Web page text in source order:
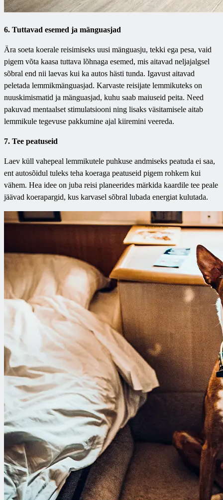
6. Tuttavad esemed ja mänguasjad
Ära soeta koerale reisimiseks uusi mänguasju, tekki ega pesa, vaid
pigem võta kaasa tuttava lõhnaga esemed, mis aitavad neljajalgsel
sõbral end nii laevas kui ka autos hästi tunda. Igavust aitavad
peletada lemmikmänguasjad. Karvaste reisijate lemmikuteks on
nuuskimismatid ja mänguasjad, kuhu saab maiuseid peita. Need
pakuvad mentaalset stimulatsiooni ning lisaks väsitamisele aitab
lemmikule tegevuse pakkumine ajal kiiremini veereda.
7. Tee peatuseid
Laev küll vahepeal lemmikutele puhkuse andmiseks peatuda ei saa,
ent autosõidul tuleks teha koeraga peatuseid pigem rohkem kui
vähem. Hea idee on juba reisi planeerides märkida kaardile tee peale
jäävad koerapargid, kus karvasel sõbral lubada energiat kulutada.